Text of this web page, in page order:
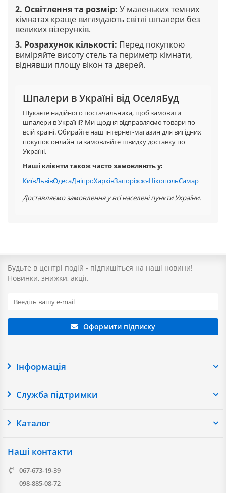
2. Освітлення та розмір: У маленьких темних
кімнатах краще виглядають світлі шпалери без
великих візерунків.
3. Розрахунок кількості: Перед покупкою
виміряйте висоту стель та периметр кімнати,
віднявши площу вікон та дверей.
Шпалери в Україні від ОселяБуд
Шукаєте надійного постачальника, щоб замовити
шпалери в Україні? Ми щодня відправляємо товари по
всій країні. Обирайте наш інтернет-магазин для вигідних
покупок онлайн та замовляйте швидку доставку по
Україні.
Наші клієнти також часто замовляють у:
КиївЛьвівОдесаДніпроХарківЗапоріжжяНікопольСамар
Доставляємо замовлення у всі населені пункти України.
Будьте в центрі подій - підпишіться на наші новини!
Новинки, знижки, акції.
Оформити підписку
Інформація
Служба підтримки
Каталог
Наші контакти
067-673-19-39
098-885-08-72